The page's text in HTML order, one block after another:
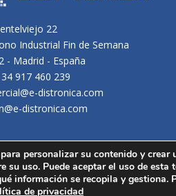
22
Industrial Fin de Semana
- Madrid - España
917 460 239
distronica.com
distronica.com
Todos los derechos reservados.
personalizar su contenido y
su uso. Puede aceptar el uso de
información se recopila y
de privacidad